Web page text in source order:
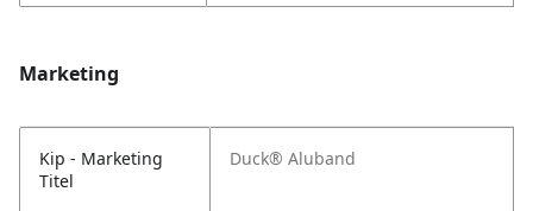
Marketing
Kip - Marketing
Titel
Duck® Aluband